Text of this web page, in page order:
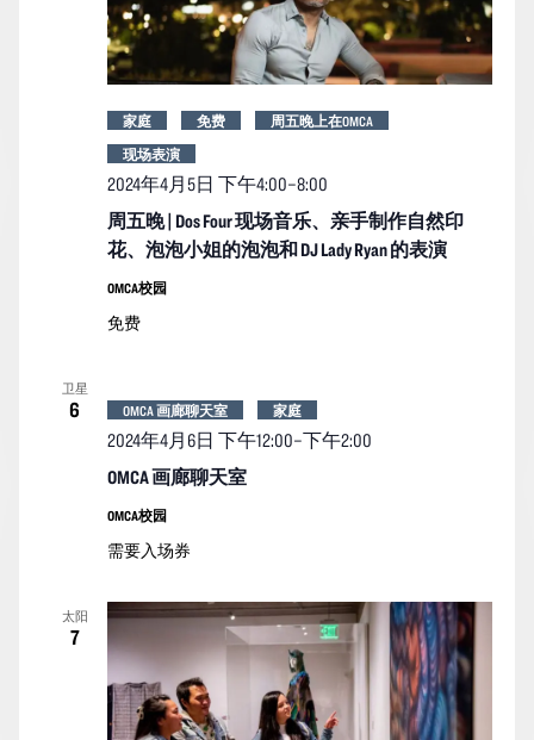
周五晚 | Dos Four 现场音乐、亲手制作自然印
花、泡泡小姐的泡泡和 DJ Lady Ryan 的表演
2024年4月5日 下午4:00–8:00
家庭 免费
周五晚上在OMCA
现场表演
OMCA校园
免费
卫星
6
OMCA 画廊聊天室
2024年4月6日 下午12:00–下午2:00
OMCA 画廊聊天室 家庭
OMCA校园
需要入场券
太阳
7